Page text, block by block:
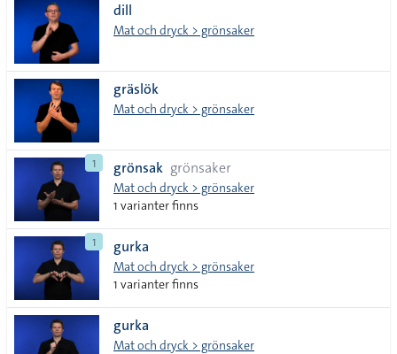
dill
Mat och dryck > grönsaker
gräslök
Mat och dryck > grönsaker
1 grönsak grönsaker
Mat och dryck > grönsaker
1 varianter finns
1 gurka
Mat och dryck > grönsaker
1 varianter finns
gurka
Mat och dryck > grönsaker